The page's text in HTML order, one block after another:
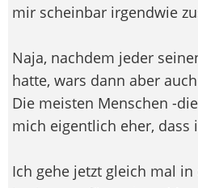
mir scheinbar irgendwie
Naja, nachdem jeder
hatte, wars dann aber
Die meisten Menschen -
mich eigentlich eher, dass
Ich gehe jetzt gleich mal